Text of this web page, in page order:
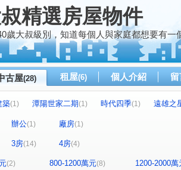
精選房屋物件
歲大叔級別，知道每個人與家庭都想要有一
古屋(28) 租屋(6) 個人介紹
築(1) 潭陽世家二期(1) 時代四季(1)
遠雄之
(1) (1)
(1) 久樘好雅(1)
(1) 寶樹大地(1) 太子四季 (1)
辦公(1) 廠房(1)
3房(14) 4房(4)
(2) 800-1200萬元(8) 1200-2000萬